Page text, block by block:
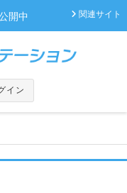
関連サイト
開中
イン